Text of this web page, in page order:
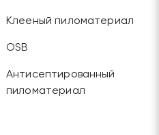
Клееный пиломатериал
OSB
Антисептированный
пиломатериал